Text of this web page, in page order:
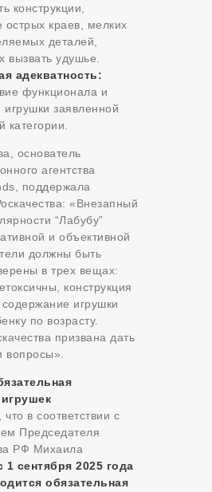
конструкции,
острых краев, мелких
деталей,
вызвать удушье.
адекватность:
функционала и
игрушки заявленной
категории.
основатель
агентства
поддержала
«Внезапный
“Лабубу”
и объективной
должны быть
в трех вещах:
конструкция
игрушки
по возрасту.
призвана дать
вопросы».
в соответствии с
Председателя
РФ Михаила
1 сентября 2025 года
обязательная